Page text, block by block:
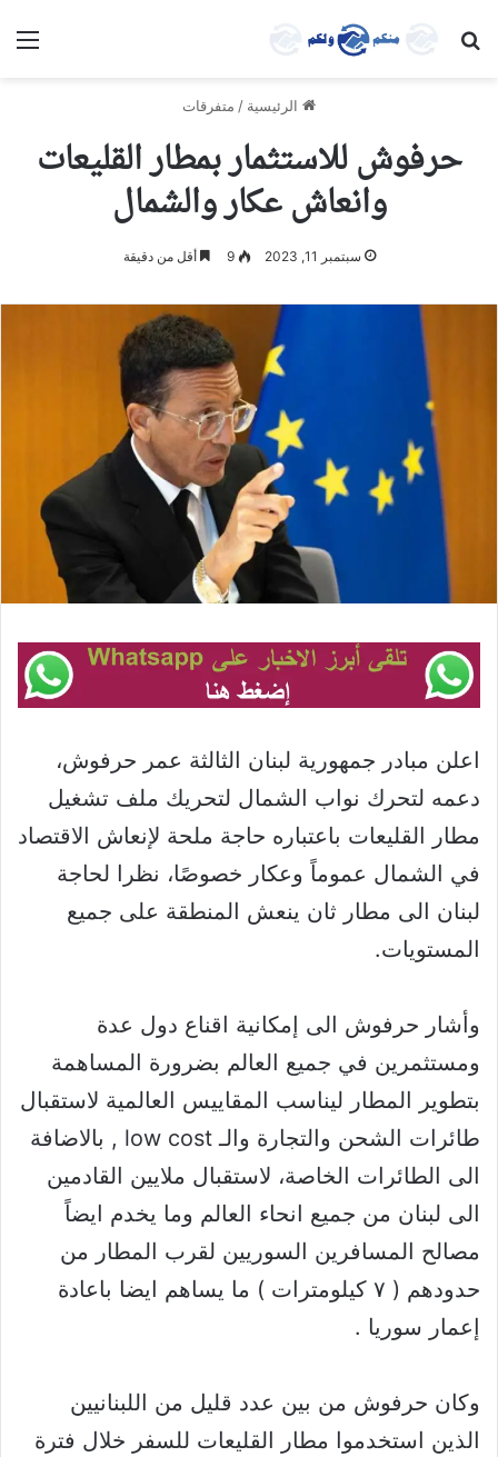
بحث عن
الرئيسية / متفرقات
حرفوش للاستثمار بمطار القليعات
وانعاش عكار والشمال
سبتمبر 11, 2023 9 أقل من دقيقة
اعلن مبادر جمهورية لبنان الثالثة عمر حرفوش،
دعمه لتحرك نواب الشمال لتحريك ملف تشغيل
مطار القليعات باعتباره حاجة ملحة لإنعاش الاقتصاد
في الشمال عموماً وعكار خصوصًا، نظرا لحاجة
لبنان الى مطار ثان ينعش المنطقة على جميع
المستويات.
وأشار حرفوش الى إمكانية اقناع دول عدة
ومستثمرين في جميع العالم بضرورة المساهمة
بتطوير المطار ليناسب المقاييس العالمية لاستقبال
طائرات الشحن والتجارة والـ low cost , بالاضافة
الى الطائرات الخاصة، لاستقبال ملايين القادمين
الى لبنان من جميع انحاء العالم وما يخدم ايضاً
مصالح المسافرين السوريين لقرب المطار من
حدودهم ( ٧ كيلومترات ) ما يساهم ايضا باعادة
إعمار سوريا .
وكان حرفوش من بين عدد قليل من اللبنانيين
الذين استخدموا مطار القليعات للسفر خلال فترة